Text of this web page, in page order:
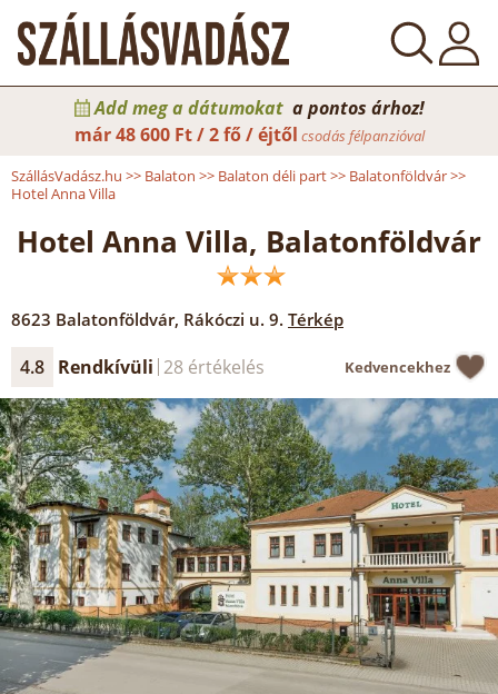
Add meg a dátumokat a pontos árhoz!
már48 600 Ft / 2 fő / éjtől csodás félpanzióval
SzállásVadász.hu >> Balaton >> Balaton déli part>> Balatonföldvár>>
Hotel Anna Villa
Hotel Anna Villa, Balatonföldvár
8623 Balatonföldvár, Rákóczi u. 9. Térkép
4.8 Rendkívüli 28 értékelés Kedvencekhez